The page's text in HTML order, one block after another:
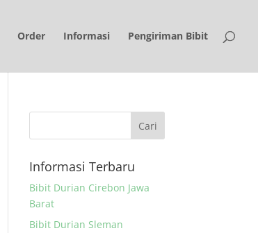
Order Informasi Pengiriman Bibit
Informasi Terbaru
Bibit Durian Cirebon Jawa
Barat
Bibit Durian Sleman